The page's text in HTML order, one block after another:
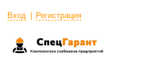
Вход Регистрация